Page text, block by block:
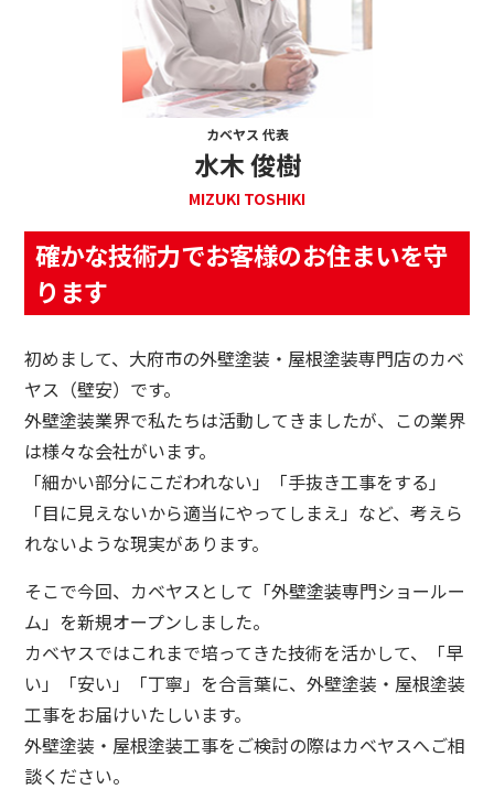
カベヤス 代表
水木 俊樹
MIZUKI TOSHIKI
確かな技術力でお客様のお住まいを守
ります
初めまして、大府市の外壁塗装・屋根塗装専門店のカベ
ヤス（壁安）です。
外壁塗装業界で私たちは活動してきましたが、この業界
は様々な会社がいます。
「細かい部分にこだわれない」「手抜き工事をする」
「目に見えないから適当にやってしまえ」など、考えら
れないような現実があります。
そこで今回、カベヤスとして「外壁塗装専門ショールー
ム」を新規オープンしました。
カベヤスではこれまで培ってきた技術を活かして、「早
い」「安い」「丁寧」を合言葉に、外壁塗装・屋根塗装
工事をお届けいたしいます。
外壁塗装・屋根塗装工事をご検討の際はカベヤスへご相
談ください。